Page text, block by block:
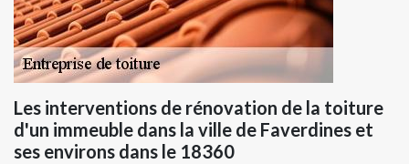
Les interventions de rénovation de la toiture
d'un immeuble dans la ville de Faverdines et
ses environs dans le 18360